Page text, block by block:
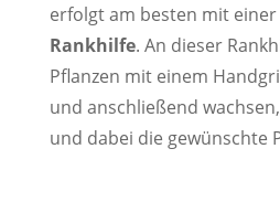
erfolgt am besten mit
Rankhilfe. An dieser
Pflanzen mit einem
und anschließend
und dabei die gewünschte